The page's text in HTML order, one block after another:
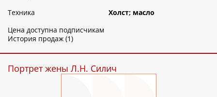
Техника
Холст; масло
Цена доступна подписчикам
История продаж (1)
Портрет жены Л.Н. Силич